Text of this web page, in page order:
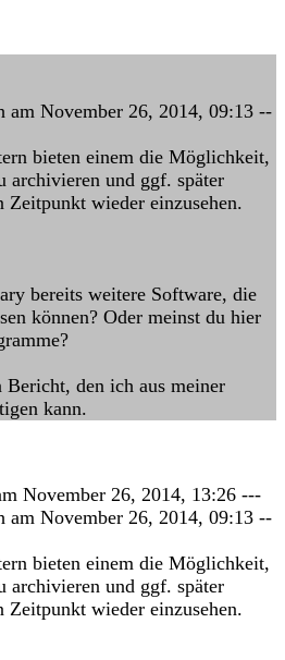
November 26, 2014, 09:13 --
bieten einem die Möglichkeit,
archivieren und ggf. später
Zeitpunkt wieder einzusehen.
bereits weitere Software, die
können? Oder meinst du hier
den ich aus meiner
kann.
November 26, 2014, 13:26 ---
November 26, 2014, 09:13 --
bieten einem die Möglichkeit,
archivieren und ggf. später
Zeitpunkt wieder einzusehen.